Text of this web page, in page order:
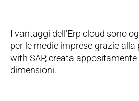
I vantaggi dell’Erp cloud sono
per le medie imprese grazie alla
with SAP, creata
dimensioni.